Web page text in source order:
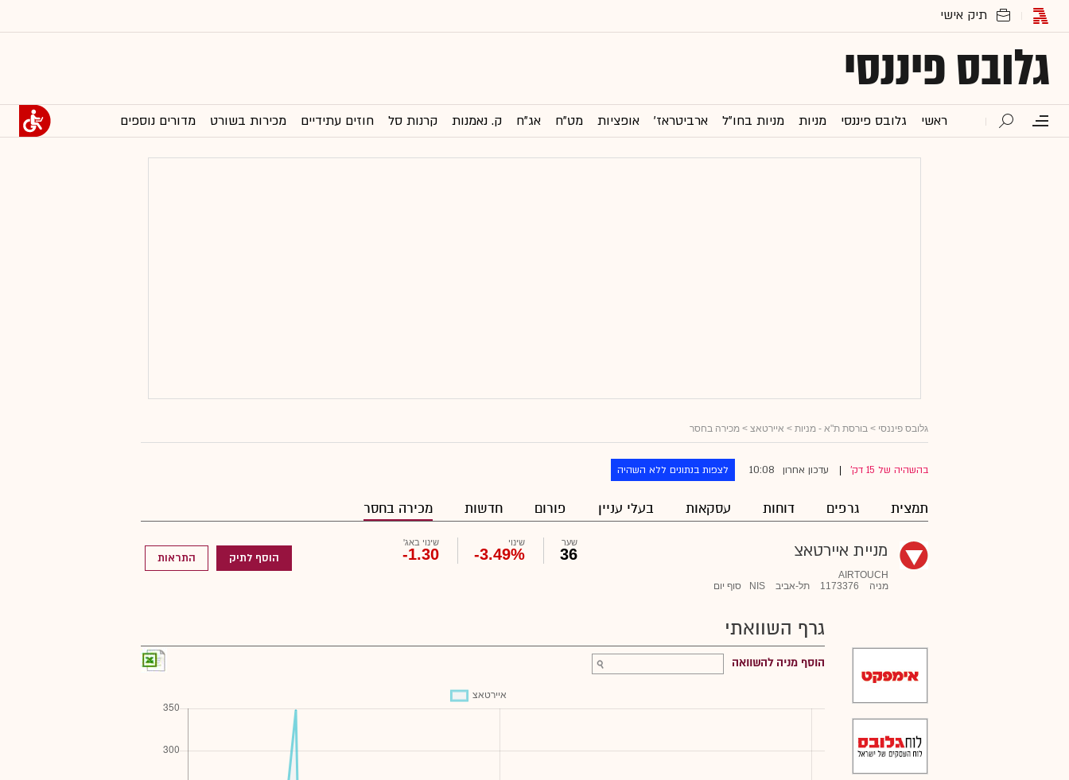
גלובס פיננסי
ראשי גלובס פיננסי מניות מניות בחו"ל ארביטראז' אופציות מט"ח אג"ח ק. נאמנות קרנות סל חוזים עתידיים מכירות בשורט מדורים נוספים
גלובס פיננסי > בורסת ת"א - מניות > איירטאצ > מכירה בחסר
בהשהיה של 15 דק' עדכון אחרון 10:08 לצפות בנתונים ללא השהיה
תמצית גרפים דוחות עסקאות בעלי עניין פורום חדשות מכירה בחסר
מניית איירטאצ
AIRTOUCH
מניה
1173376 תל-אביב NIS סוף יום
שער
36
שינוי
-3.49%
שינוי באג'
-1.30 הוסף לתיק התראות
גרף השוואתי
הוסף מניה להשוואה